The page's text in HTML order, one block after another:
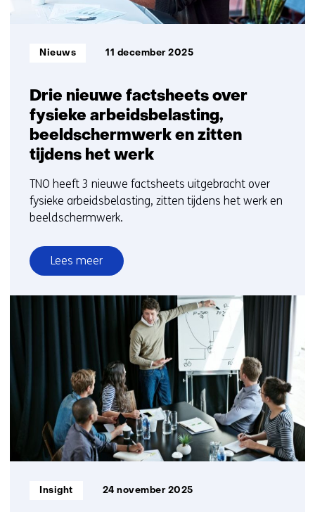
Drie nieuwe factsheets over
fysieke arbeidsbelasting,
beeldschermwerk en zitten
tijdens het werk
Informatietype:
Nieuws 11 december 2025
TNO heeft 3 nieuwe factsheets uitgebracht over
fysieke arbeidsbelasting, zitten tijdens het werk en
beeldschermwerk.
Lees meer
over
Drie
factsheets
arbeidsbelasting,
beeldschermwerk
en
zitten
tijdens
het
Informatietype:
Insight 24 november 2025